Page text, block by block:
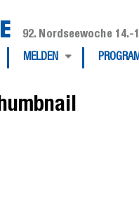
92. Nordseewoche 14.-
MELDEN